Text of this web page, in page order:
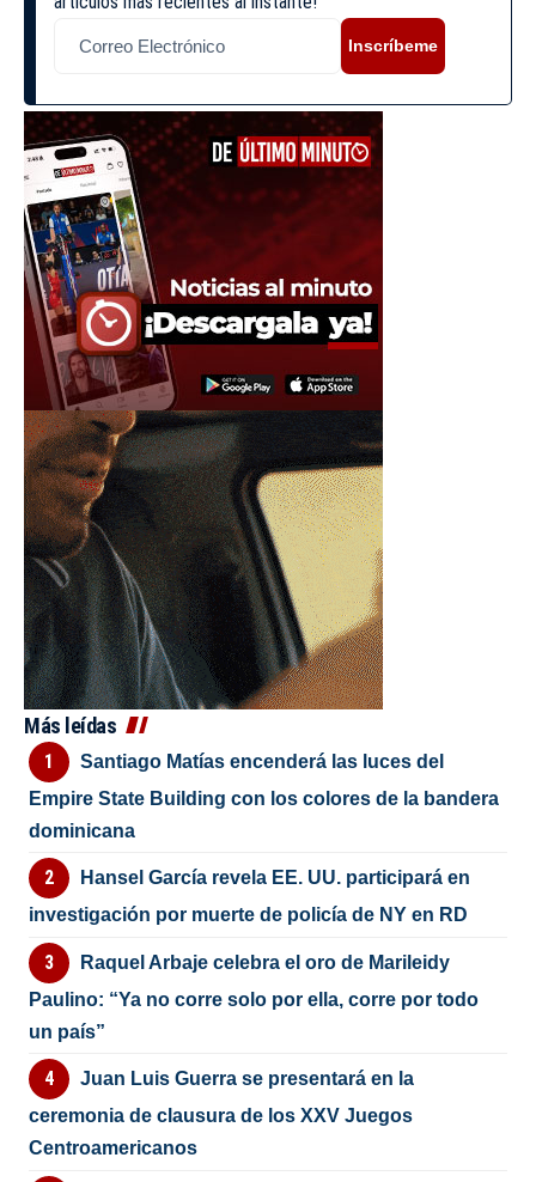
Inscríbeme
Más leídas
Santiago Matías encenderá las luces del
Empire State Building con los colores de la bandera
dominicana
Hansel García revela EE. UU. participará en
investigación por muerte de policía de NY en RD
Raquel Arbaje celebra el oro de Marileidy
Paulino: “Ya no corre solo por ella, corre por todo
un país”
Juan Luis Guerra se presentará en la
ceremonia de clausura de los XXV Juegos
Centroamericanos